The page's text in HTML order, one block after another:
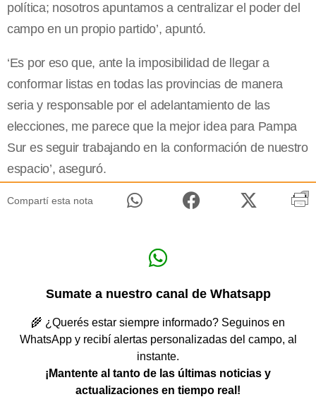
política; nosotros apuntamos a centralizar el poder del
campo en un propio partido’, apuntó.
‘Es por eso que, ante la imposibilidad de llegar a
conformar listas en todas las provincias de manera
seria y responsable por el adelantamiento de las
elecciones, me parece que la mejor idea para Pampa
Sur es seguir trabajando en la conformación de nuestro
espacio’, aseguró.
Compartí esta nota
Sumate a nuestro canal de Whatsapp
🌾 ¿Querés estar siempre informado? Seguinos en
WhatsApp y recibí alertas personalizadas del campo, al
instante.
¡Mantente al tanto de las últimas noticias y
actualizaciones en tiempo real!